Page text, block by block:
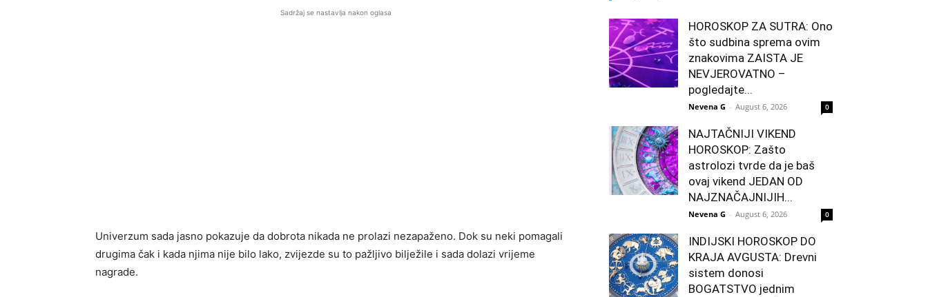
Sadržaj se nastavlja nakon oglasa
Univerzum sada jasno pokazuje da dobrota nikada ne prolazi nezapaženo. Dok su neki pomagali
drugima čak i kada njima nije bilo lako, zvijezde su to pažljivo bilježile i sada dolazi vrijeme
nagrade.
HOROSKOP ZA SUTRA: Ono
što sudbina sprema ovim
znakovima ZAISTA JE
NEVJEROVATNO –
pogledajte...
Nevena G - August 6, 2026 0
NAJTAČNIJI VIKEND
HOROSKOP: Zašto
astrolozi tvrde da je baš
ovaj vikend JEDAN OD
NAJZNAČAJNIJIH...
Nevena G - August 6, 2026 0
INDIJSKI HOROSKOP DO
KRAJA AVGUSTA: Drevni
sistem donosi
BOGATSTVO jednim